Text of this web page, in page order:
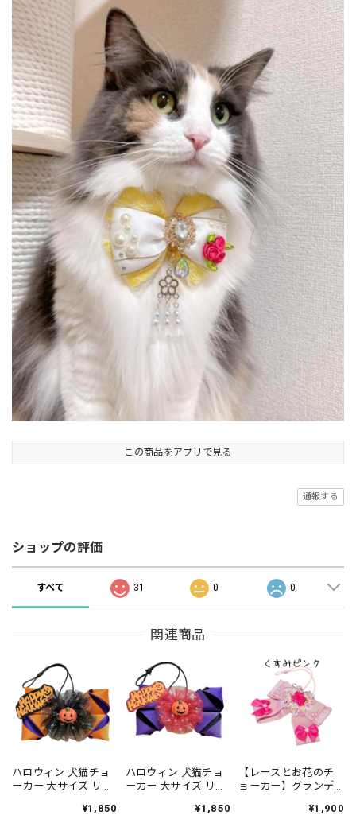
この商品をアプリで見る
通報する
ショップの評価
すべて 31 0 0
関連商品
ハロウィン 犬猫チョ
ーカー 大サイズ リボ
¥1,850
ハロウィン 犬猫チョ
ーカー 大サイズ リボ
¥1,850
【レースとお花のチ
ョーカー】グランデ
¥1,900